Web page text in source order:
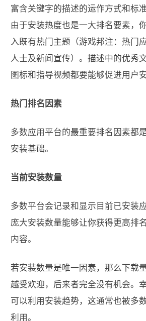
富含关键字的描述的运作方式和标
由于安装热度也是一大排名要素，
入既有热门主题（游戏邦注：热门
人士及新闻宣传）。描述中的优秀
图标和指导视频都要能够促进用户
热门排名因素
多数应用平台的最重要排名因素都
安装基础。
当前安装数量
多数平台会记录和显示目前已安装
庞大安装数量能够让你获得更高排
内容。
若安装数量是唯一因素，那么下载
越受欢迎，后来者完全没有机会。
可以利用安装趋势，这通常也被多
利用。